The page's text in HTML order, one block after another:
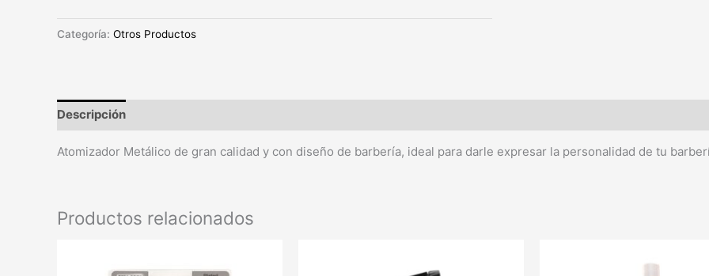
Categoría: Otros Productos
Descripción
Atomizador Metálico de gran calidad y con diseño de barbería, ideal para darle expresar la personalidad de tu
Productos relacionados